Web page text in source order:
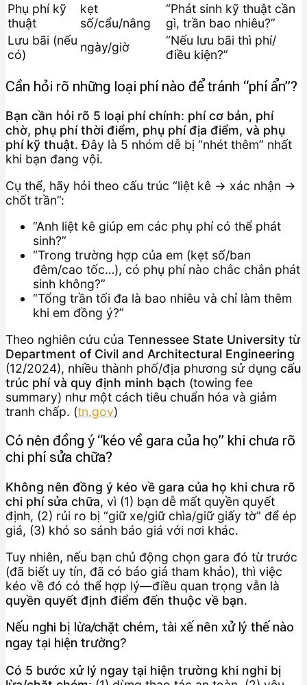
Phụ phí kỹ
thuật
kẹt
số/cẩu/nâng
“Phát sinh kỹ thuật cần
gì, trần bao nhiêu?”
Lưu bãi (nếu
có)
ngày/giờ
“Nếu lưu bãi thì phí/
điều kiện?”
Cần hỏi rõ những loại phí nào để tránh “phí ẩn”?
Bạn cần hỏi rõ 5 loại phí chính: phí cơ bản, phí
chờ, phụ phí thời điểm, phụ phí địa điểm, và phụ
phí kỹ thuật. Đây là 5 nhóm dễ bị “nhét thêm” nhất
khi bạn đang vội.
Cụ thể, hãy hỏi theo cấu trúc “liệt kê → xác nhận →
chốt trần”:
“Anh liệt kê giúp em các phụ phí có thể phát
sinh?”
“Trong trường hợp của em (kẹt số/ban
đêm/cao tốc…), có phụ phí nào chắc chắn phát
sinh không?”
“Tổng trần tối đa là bao nhiêu và chỉ làm thêm
khi em đồng ý?”
Theo nghiên cứu của Tennessee State University từ
Department of Civil and Architectural Engineering
(12/2024), nhiều thành phố/địa phương sử dụng cấu
trúc phí và quy định minh bạch (towing fee
summary) như một cách tiêu chuẩn hóa và giảm
tranh chấp. (tn.gov)
Có nên đồng ý “kéo về gara của họ” khi chưa rõ
chi phí sửa chữa?
Không nên đồng ý kéo về gara của họ khi chưa rõ
chi phí sửa chữa, vì (1) bạn dễ mất quyền quyết
định, (2) rủi ro bị “giữ xe/giữ chìa/giữ giấy tờ” để ép
giá, (3) khó so sánh báo giá với nơi khác.
Tuy nhiên, nếu bạn chủ động chọn gara đó từ trước
(đã biết uy tín, đã có báo giá tham khảo), thì việc
kéo về đó có thể hợp lý—điều quan trọng vẫn là
quyền quyết định điểm đến thuộc về bạn.
Nếu nghi bị lừa/chặt chém, tài xế nên xử lý thế nào
ngay tại hiện trường?
Có 5 bước xử lý ngay tại hiện trường khi nghi bị